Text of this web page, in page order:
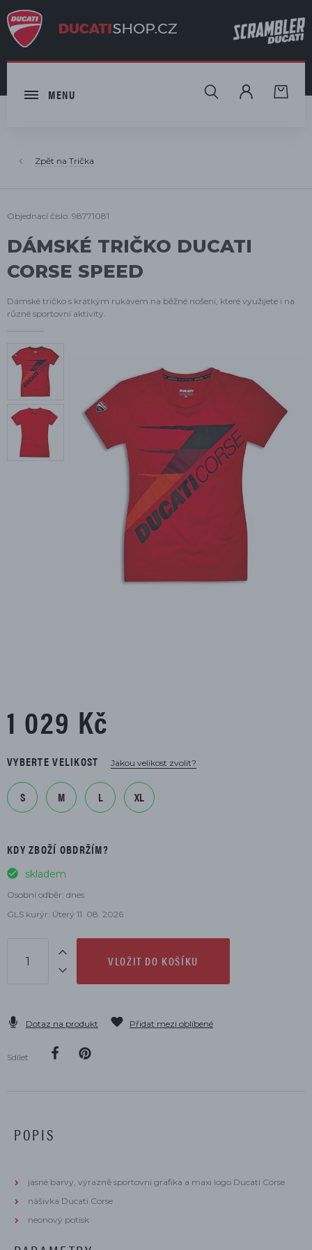
MENU HLEDAT
Trička
Objednací číslo: 98771081
DÁMSKÉ TRIČKO DUCATI
CORSE SPEED
Dámské tričko s krátkým rukávem na běžné nošení, které využijete i na
různé sportovní aktivity.
1 029 Kč
VYBERTE VELIKOST Jakou velikost zvolit?
S M L XL
KDY ZBOŽÍ OBDRŽÍM?
skladem
Osobní odběr: dnes
GLS kurýr: Úterý 11. 08. 2026
VLOŽIT DO KOŠÍKU
Dotaz na produkt Přidat mezi oblíbené
Sdílet
POPIS
jasné barvy, výrazně sportovní grafika a maxi logo Ducati Corse
nášivka Ducati Corse
neonový potisk